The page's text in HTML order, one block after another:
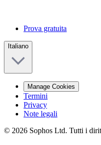
Prova gratuita
Italiano
Manage Cookies
Termini
Privacy
Note legali
© 2026 Sophos Ltd. Tutti i